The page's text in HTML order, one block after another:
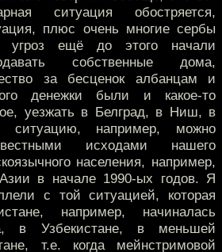
ситуация обостряется,
плюс очень многие сербы
ещё до этого начали
собственные дома,
за бесценок албанцам и
денежки были и какое-то
уезжать в Белград, в Ниш, в
например, можно
исходами нашего
населения, например,
в начале 1990-ых годов. Я
с той ситуацией, которая
например, начиналась
в Узбекистане, в меньшей
т.е. когда мейнстримовой